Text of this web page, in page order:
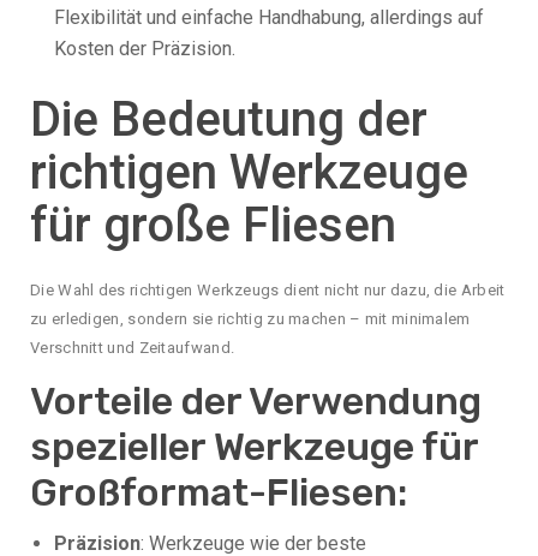
Flexibilität und einfache Handhabung, allerdings auf
Kosten der Präzision.
Die Bedeutung der
richtigen Werkzeuge
für große Fliesen
Die Wahl des richtigen Werkzeugs dient nicht nur dazu, die Arbeit
zu erledigen, sondern sie richtig zu machen – mit minimalem
Verschnitt und Zeitaufwand.
Vorteile der Verwendung
spezieller Werkzeuge für
Großformat-Fliesen:
Präzision: Werkzeuge wie der beste